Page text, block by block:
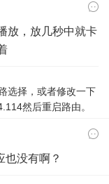
放，放几秒中就卡
选择，或者修改一下
然后重启路由。
没有啊？